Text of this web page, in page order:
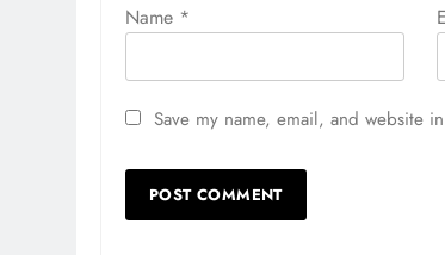
Name *
Save my name, email, and website